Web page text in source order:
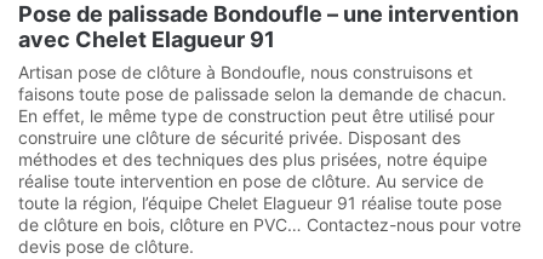
Pose de palissade Bondoufle – une intervention
avec Chelet Elagueur 91
Artisan pose de clôture à Bondoufle, nous construisons et
faisons toute pose de palissade selon la demande de chacun.
En effet, le même type de construction peut être utilisé pour
construire une clôture de sécurité privée. Disposant des
méthodes et des techniques des plus prisées, notre équipe
réalise toute intervention en pose de clôture. Au service de
toute la région, l’équipe Chelet Elagueur 91 réalise toute pose
de clôture en bois, clôture en PVC… Contactez-nous pour votre
devis pose de clôture.